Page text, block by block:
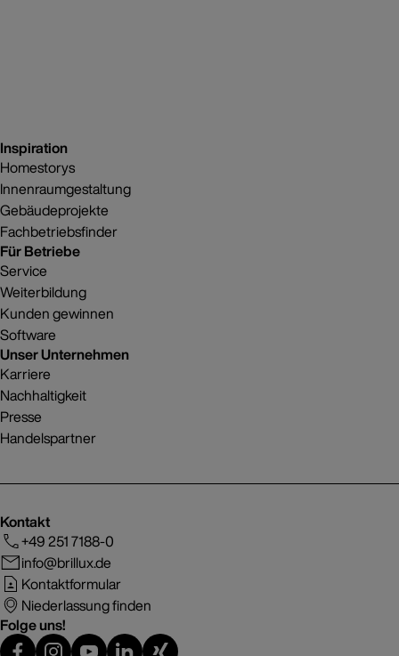
Inspiration
Homestorys
Innenraumgestaltung
Gebäudeprojekte
Fachbetriebsfinder
Für Betriebe
Service
Weiterbildung
Kunden gewinnen
Software
Unser Unternehmen
Karriere
Nachhaltigkeit
Presse
Handelspartner
Kontakt
+49 251 7188-0
info@brillux.de
Kontaktformular
Niederlassung finden
Folge uns!